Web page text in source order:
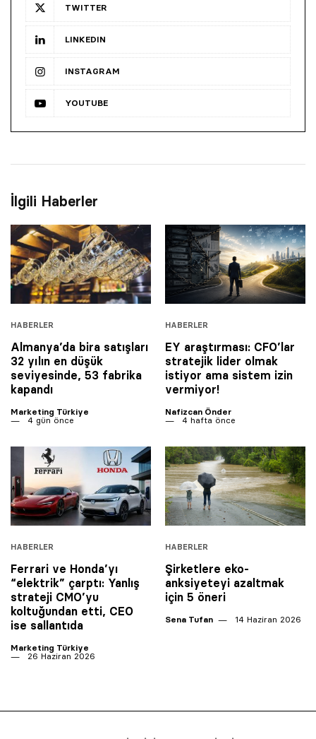
TWITTER
LINKEDIN
INSTAGRAM
YOUTUBE
İlgili Haberler
HABERLER
Almanya’da bira satışları
32 yılın en düşük
seviyesinde, 53 fabrika
kapandı
Marketing Türkiye
4 gün önce
HABERLER
EY araştırması: CFO’lar
stratejik lider olmak
istiyor ama sistem izin
vermiyor!
Nafizcan Önder
4 hafta önce
HABERLER
Ferrari ve Honda’yı
“elektrik” çarptı: Yanlış
strateji CMO’yu
koltuğundan etti, CEO
ise sallantıda
Marketing Türkiye
26 Haziran 2026
HABERLER
Şirketlere eko-
anksiyeteyi azaltmak
için 5 öneri
Sena Tufan 14 Haziran 2026